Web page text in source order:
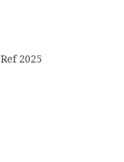
Ref 2025